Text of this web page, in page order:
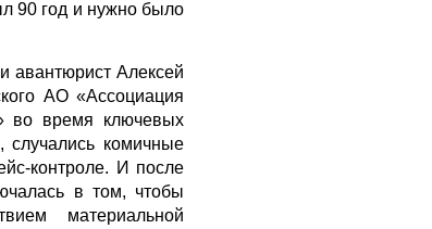
90 год и нужно было
авантюрист Алексей
АО «Ассоциация
во время ключевых
случались комичные
контроле. И после
в том, чтобы
материальной